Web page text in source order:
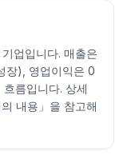
업입니다. 매출은
장), 영업이익은 0
름입니다. 상세
내용」을 참고해